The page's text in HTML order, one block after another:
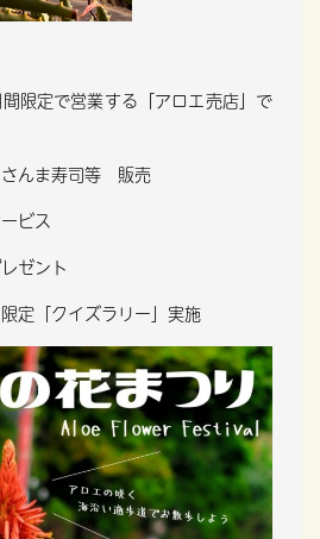
限定で営業する 「アロエ売店」で
んま寿司等 販売
ビス
ゼント
定「クイズラリー」実施